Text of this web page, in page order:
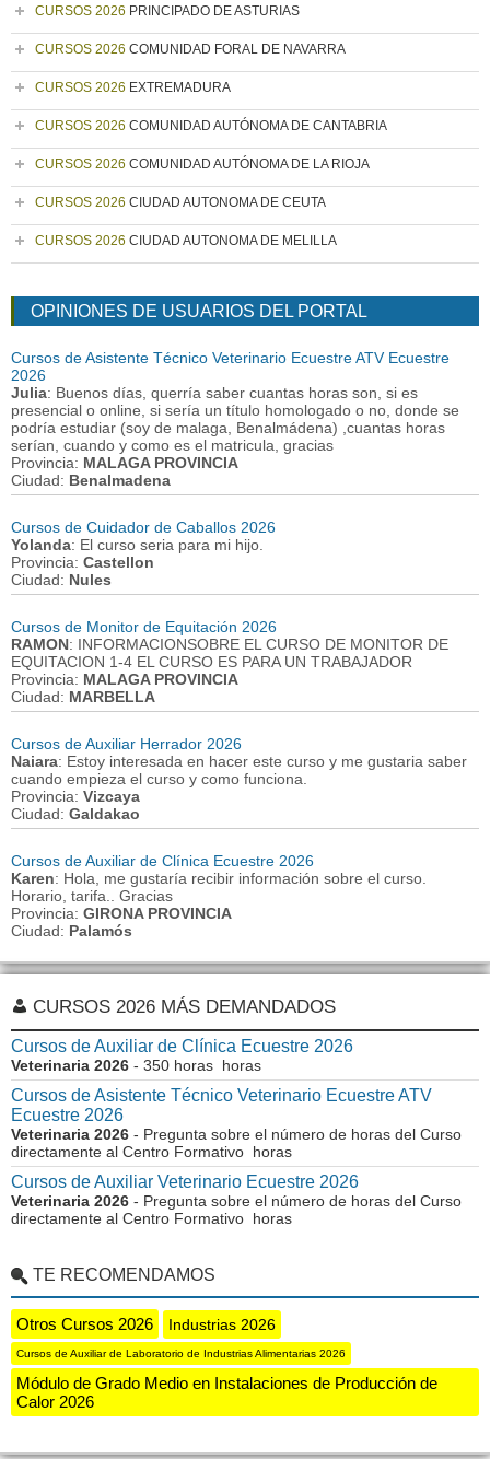
CURSOS 2026 PRINCIPADO DE ASTURIAS
CURSOS 2026 COMUNIDAD FORAL DE NAVARRA
CURSOS 2026 EXTREMADURA
CURSOS 2026 COMUNIDAD AUTÓNOMA DE CANTABRIA
CURSOS 2026 COMUNIDAD AUTÓNOMA DE LA RIOJA
CURSOS 2026 CIUDAD AUTONOMA DE CEUTA
CURSOS 2026 CIUDAD AUTONOMA DE MELILLA
OPINIONES DE USUARIOS DEL PORTAL
Cursos de Asistente Técnico Veterinario Ecuestre ATV Ecuestre
2026
Julia: Buenos días, querría saber cuantas horas son, si es
presencial o online, si sería un título homologado o no, donde se
podría estudiar (soy de malaga, Benalmádena) ,cuantas horas
serían, cuando y como es el matricula, gracias
Provincia: MALAGA PROVINCIA
Ciudad: Benalmadena
Cursos de Cuidador de Caballos 2026
Yolanda: El curso seria para mi hijo.
Provincia: Castellon
Ciudad: Nules
Cursos de Monitor de Equitación 2026
RAMON: INFORMACIONSOBRE EL CURSO DE MONITOR DE
EQUITACION 1-4 EL CURSO ES PARA UN TRABAJADOR
Provincia: MALAGA PROVINCIA
Ciudad: MARBELLA
Cursos de Auxiliar Herrador 2026
Naiara: Estoy interesada en hacer este curso y me gustaria saber
cuando empieza el curso y como funciona.
Provincia: Vizcaya
Ciudad: Galdakao
Cursos de Auxiliar de Clínica Ecuestre 2026
Karen: Hola, me gustaría recibir información sobre el curso.
Horario, tarifa.. Gracias
Provincia: GIRONA PROVINCIA
Ciudad: Palamós
CURSOS 2026 MÁS DEMANDADOS
Cursos de Auxiliar de Clínica Ecuestre 2026
Veterinaria 2026 - 350 horas horas
Cursos de Asistente Técnico Veterinario Ecuestre ATV
Ecuestre 2026
Veterinaria 2026 - Pregunta sobre el número de horas del Curso
directamente al Centro Formativo horas
Cursos de Auxiliar Veterinario Ecuestre 2026
Veterinaria 2026 - Pregunta sobre el número de horas del Curso
directamente al Centro Formativo horas
TE RECOMENDAMOS
Otros Cursos 2026 Industrias 2026
Cursos de Auxiliar de Laboratorio de Industrias Alimentarias 2026
Módulo de Grado Medio en Instalaciones de Producción de
Calor 2026